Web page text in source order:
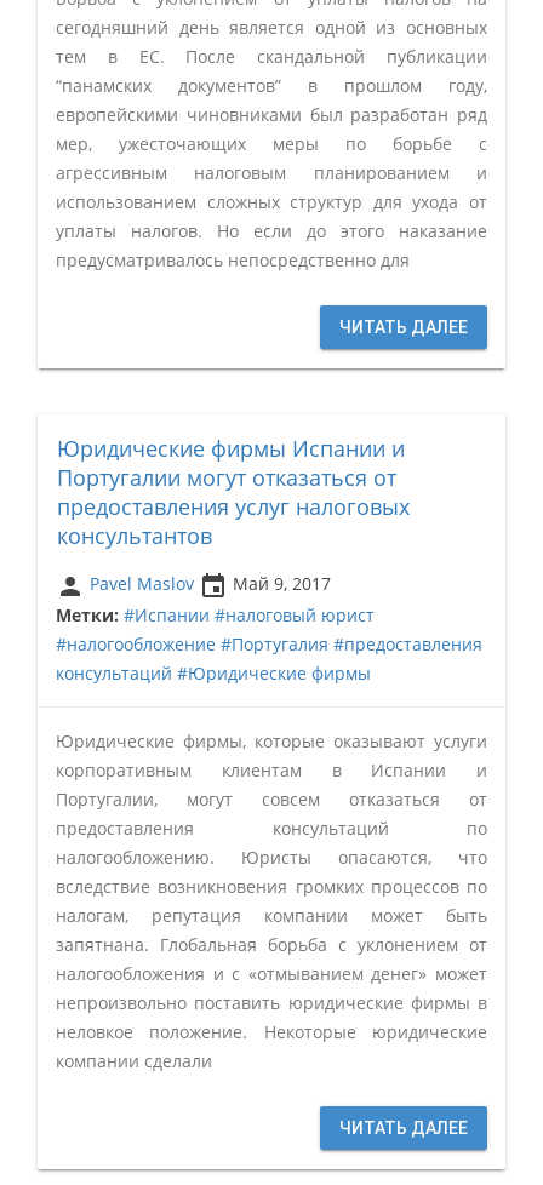
сегодняшний день является одной из основных
тем в ЕС. После скандальной публикации
“панамских документов” в прошлом году,
европейскими чиновниками был разработан ряд
мер, ужесточающих меры по борьбе с
агрессивным налоговым планированием и
использованием сложных структур для ухода от
уплаты налогов. Но если до этого наказание
предусматривалось непосредственно для
ЧИТАТЬ ДАЛЕЕ
Юридические фирмы Испании и
Португалии могут отказаться от
предоставления услуг налоговых
консультантов
person Pavel Maslov insert_invitation Май 9, 2017
Метки: #Испании #налоговый юрист
#налогообложение #Португалия #предоставления
консультаций #Юридические фирмы
Юридические фирмы, которые оказывают услуги
корпоративным клиентам в Испании и
Португалии, могут совсем отказаться от
предоставления консультаций по
налогообложению. Юристы опасаются, что
вследствие возникновения громких процессов по
налогам, репутация компании может быть
запятнана. Глобальная борьба с уклонением от
налогообложения и с «отмыванием денег» может
непроизвольно поставить юридические фирмы в
неловкое положение. Некоторые юридические
компании сделали
ЧИТАТЬ ДАЛЕЕ